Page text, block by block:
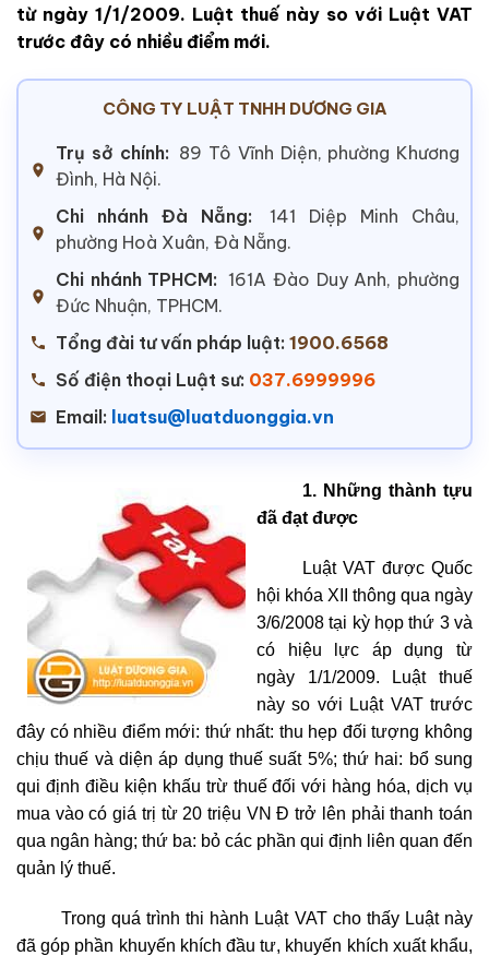
từ ngày 1/1/2009. Luật thuế này so với Luật VAT
trước đây có nhiều điểm mới.
CÔNG TY LUẬT TNHH DƯƠNG GIA
Trụ sở chính: 89 Tô Vĩnh Diện, phường Khương
Đình, Hà Nội.
Chi nhánh Đà Nẵng:
141 Diệp Minh Châu,
phường Hoà Xuân, Đà Nẵng.
Chi nhánh TPHCM: 161A Đào Duy Anh, phường
Đức Nhuận, TPHCM.
Tổng đài tư vấn pháp luật: 1900.6568
Số điện thoại Luật sư: 037.6999996
Email: luatsu@luatduonggia.vn
1. Những thành tựu
đã đạt được
Luật VAT được Quốc
hội khóa XII thông qua ngày
3/6/2008 tại kỳ họp thứ 3 và
có hiệu lực áp dụng từ
ngày 1/1/2009. Luật thuế
này so với Luật VAT trước
đây có nhiều điểm mới: thứ nhất: thu hẹp đối tượng không
chịu thuế và diện áp dụng thuế suất 5%; thứ hai: bổ sung
qui định điều kiện khấu trừ thuế đối với hàng hóa, dịch vụ
mua vào có giá trị từ 20 triệu VN Đ trở lên phải thanh toán
qua ngân hàng; thứ ba: bỏ các phần qui định liên quan đến
quản lý thuế.
Trong quá trình thi hành Luật VAT cho thấy Luật này
đã góp phần khuyến khích đầu tư, khuyến khích xuất khẩu,